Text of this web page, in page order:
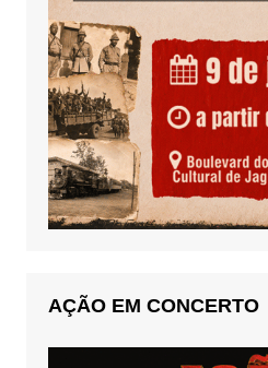
AÇÃO EM CONCERTO